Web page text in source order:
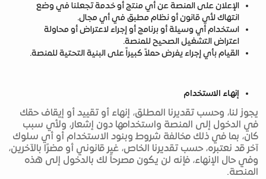
الإعلان على المنصة عن أي منتج أو خدمة تجعلنا في وضع
انتهاك لأي قانون أو نظام مطبق في أي مجال.
استخدام أي وسيلة أو برنامج أو إجراء لاعتراض أو محاولة
اعتراض التشغيل الصحيح للمنصة.
القيام بأي إجراء يفرض حملاً كبيراً على البنية التحتية للمنصة.
إنهاء الاستخدام
يجوز لنا، وحسب تقديرنا المطلق، إنهاء أو تقييد أو إيقاف حقك
في الدخول إلى المنصة واستخدامها دون إشعار، ولأي سبب
كان، بما في ذلك مخالفة شروط وبنود الاستخدام أو أي سلوك
آخر قد نعتبره، حسب تقديرنا الخاص، غير قانوني أو مضرًا بالآخرين،
وفي حال الإنهاء، فإنه لن يكون مصرحاً لك بالدخول إلى هذه
المنصة.